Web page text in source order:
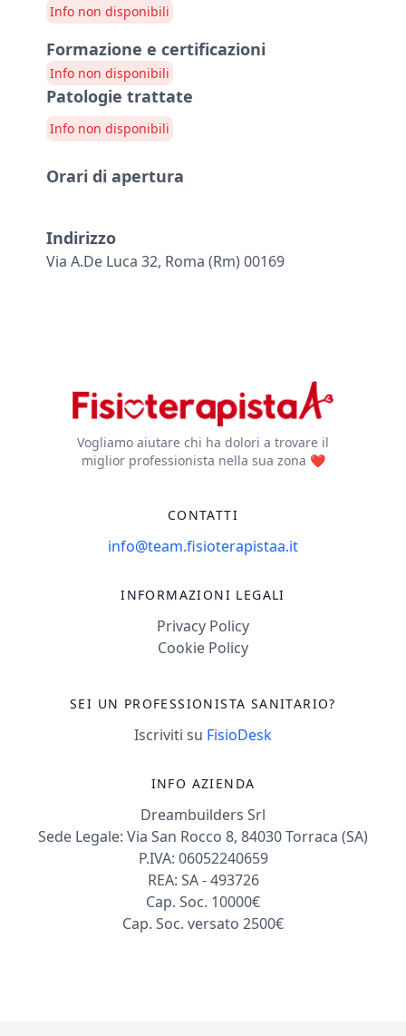
Info non disponibili
Formazione e certificazioni
Info non disponibili
Patologie trattate
Info non disponibili
Orari di apertura
Indirizzo
Via A.de Luca 32, Roma (rm) 00169
Vogliamo aiutare chi ha dolori a trovare il
miglior professionista nella sua zona ❤️
CONTATTI
info@team.fisioterapistaa.it
INFORMAZIONI LEGALI
Privacy Policy
Cookie Policy
SEI UN PROFESSIONISTA SANITARIO?
Iscriviti su FisioDesk
INFO AZIENDA
Dreambuilders Srl
Sede Legale: Via San Rocco 8, 84030 Torraca (SA)
P.IVA: 06052240659
REA: SA - 493726
Cap. Soc. 10000€
Cap. Soc. versato 2500€